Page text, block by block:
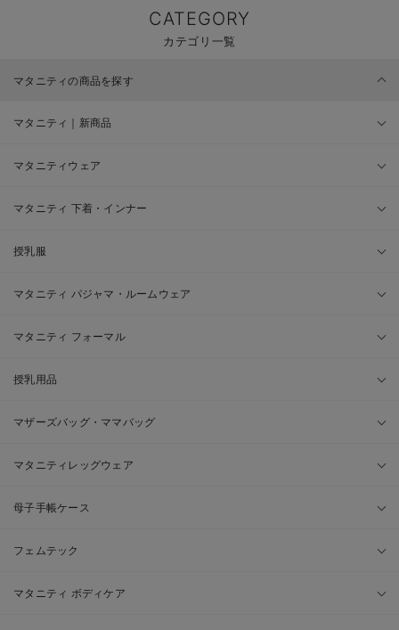
CATEGORY
カテゴリ一覧
マタニティの商品を探す
マタニティ｜新商品
マタニティウェア
マタニティ 下着・インナー
授乳服
マタニティ パジャマ・ルームウェア
マタニティ フォーマル
授乳用品
マザーズバッグ・ママバッグ
マタニティレッグウェア
母子手帳ケース
フェムテック
マタニティ ボディケア